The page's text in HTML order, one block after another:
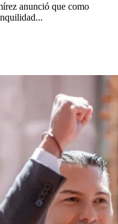
anunció que como